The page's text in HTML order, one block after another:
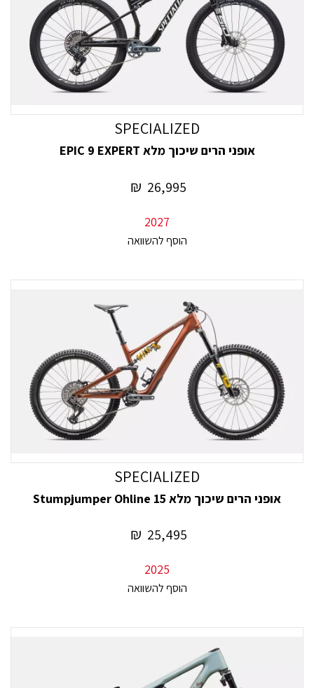
SPECIALIZED
אופני הרים שיכוך מלא EPIC 9 EXPERT
26,995
₪
2027
SPECIALIZED
אופני הרים שיכוך מלא Stumpjumper Ohline 15
25,495
₪
2025